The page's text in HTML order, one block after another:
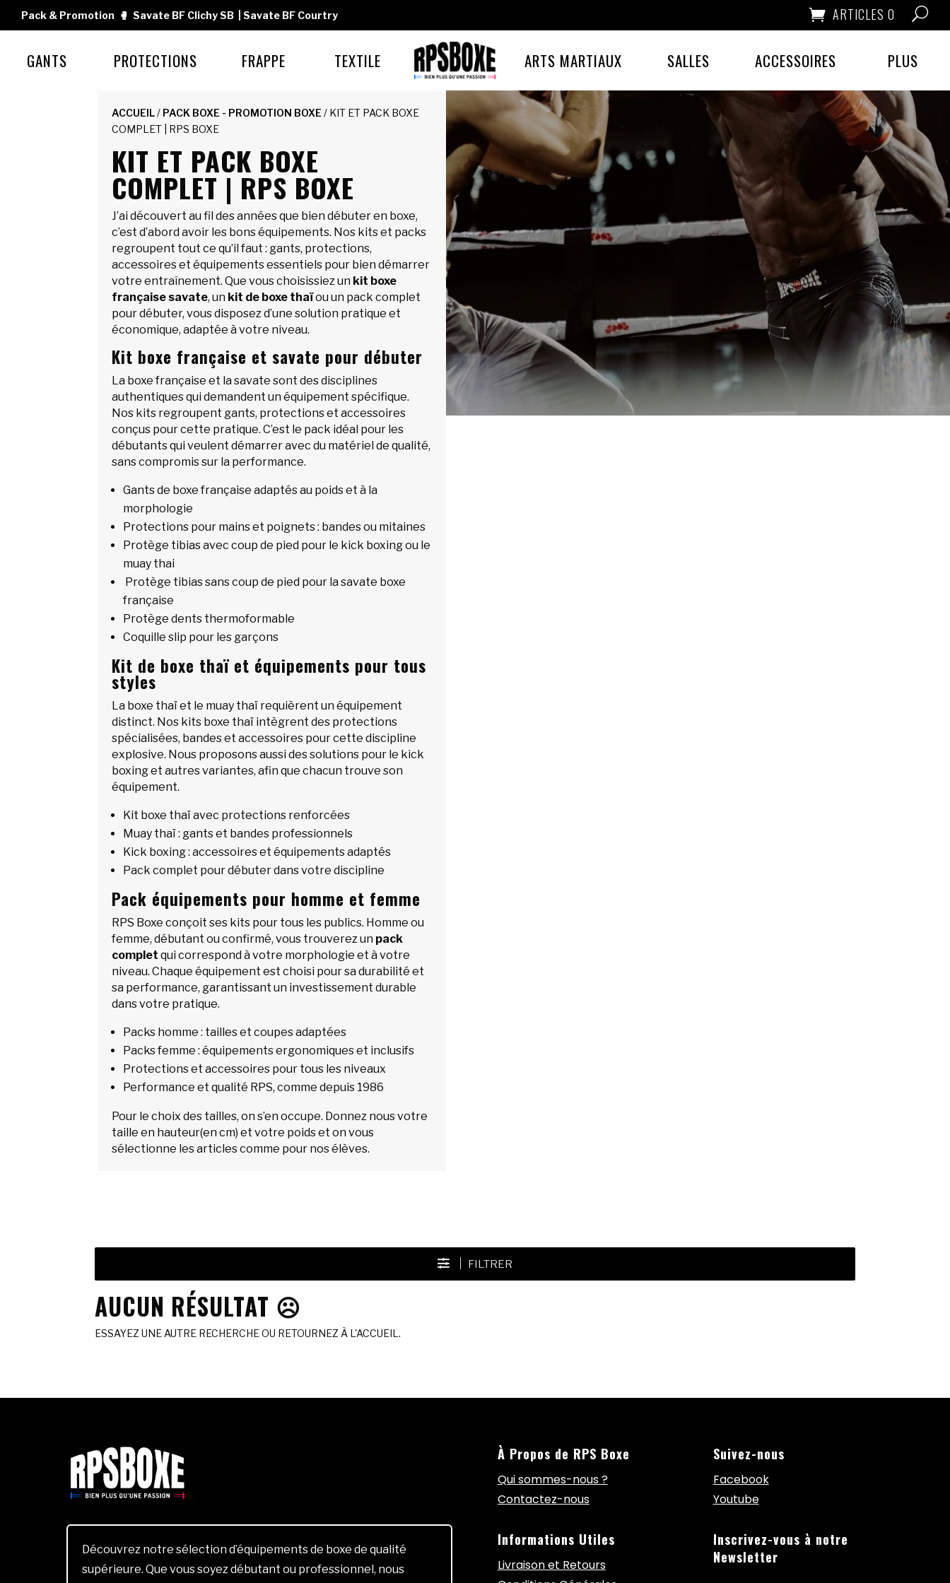
Pack & Promotion 🥊 Savate BF Clichy SB Savate BF Courtry ARTICLES 0
GANTS PROTECTIONS FRAPPE TEXTILE ARTS MARTIAUX SALLES ACCESSOIRES PLUS
ACCUEIL/ PACK BOXE - PROMOTION BOXE / KIT ET PACK BOXE
COMPLET | RPS BOXE
KIT ET PACK BOXE
COMPLET | RPS BOXE
J’ai découvert au fil des années que bien débuter en boxe,
c’est d’abord avoir les bons équipements. Nos kits et packs
regroupent tout ce qu’il faut : gants, protections,
accessoires et équipements essentiels pour bien démarrer
votre entraînement. Que vous choisissiez un kit boxe
française savate, un kit de boxe thaïou un pack complet
pour débuter, vous disposez d’une solution pratique et
économique, adaptée à votre niveau.
Kit boxe française et savate pour débuter
La boxe française et la savate sont des disciplines
authentiques qui demandent un équipement spécifique.
Nos kits regroupent gants, protections et accessoires
conçus pour cette pratique. C’est le pack idéal pour les
débutants qui veulent démarrer avec du matériel de qualité,
sans compromis sur la performance.
Gants de boxe française adaptés au poids et à la
morphologie
Protections pour mains et poignets : bandes ou mitaines
Protège tibias avec coup de pied pour le kick boxing ou le
muay thai
Protège tibias sans coup de pied pour la savate boxe
française
Protège dents thermoformable
Coquille slip pour les garçons
Kit de boxe thaï et équipements pour tous
styles
La boxe thaï et le muay thaï requièrent un équipement
distinct. Nos kits boxe thaï intègrent des protections
spécialisées, bandes et accessoires pour cette discipline
explosive. Nous proposons aussi des solutions pour le kick
boxing et autres variantes, afin que chacun trouve son
équipement.
Kit boxe thaï avec protections renforcées
Muay thaï : gants et bandes professionnels
Kick boxing : accessoires et équipements adaptés
Pack complet pour débuter dans votre discipline
Pack équipements pour homme et femme
RPS Boxe conçoit ses kits pour tous les publics. Homme ou
femme, débutant ou confirmé, vous trouverez un pack
complet qui correspond à votre morphologie et à votre
niveau. Chaque équipement est choisi pour sa durabilité et
sa performance, garantissant un investissement durable
dans votre pratique.
Packs homme : tailles et coupes adaptées
Packs femme : équipements ergonomiques et inclusifs
Protections et accessoires pour tous les niveaux
Performance et qualité RPS, comme depuis 1986
Pour le choix des tailles, on s’en occupe. Donnez nous votre
taille en hauteur(en cm) et votre poids et on vous
sélectionne les articles comme pour nos élèves.
FILTRER
AUCUN RÉSULTAT ☹️
ESSAYEZ UNE AUTRE RECHERCHE OU RETOURNEZ À L'ACCUEIL.
Découvrez notre sélection d’équipements de boxe de qualité
supérieure. Que vous soyez débutant ou professionnel, nous
À Propos de RPS Boxe
Qui sommes-nous ?
Contactez-nous
Informations Utiles
Livraison et Retours
Suivez-nous
Facebook
Youtube
Inscrivez-vous à notre
Newsletter